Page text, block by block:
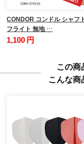
CONDOR コンドル シャフ
フライト 無地 …
1,100 円
この商
こんな